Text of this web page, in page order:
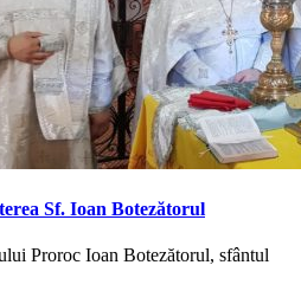
Sf. Ioan Botezătorul
Proroc Ioan Botezătorul, sfântul